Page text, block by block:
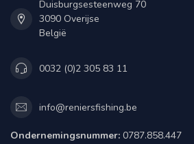
Duisburgsesteenweg 70
3090 Overijse
België
0032 (0)2 305 83 11
info@reniersfishing.be
Ondernemingsnummer: 0787.858.447